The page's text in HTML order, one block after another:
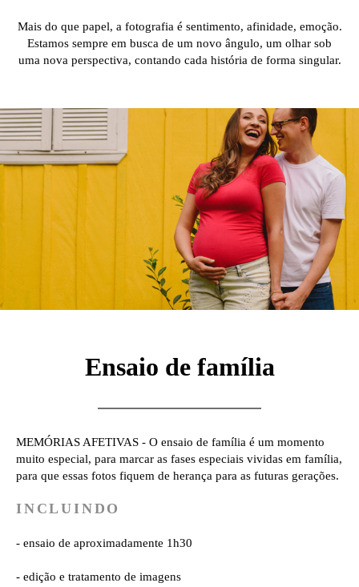
Mais do que papel, a fotografia é sentimento, afinidade, emoção.
Estamos sempre em busca de um novo ângulo, um olhar sob
uma nova perspectiva, contando cada história de forma singular.
Ensaio de família
MEMÓRIAS AFETIVAS - O ensaio de família é um momento
muito especial, para marcar as fases especiais vividas em família,
para que essas fotos fiquem de herança para as futuras gerações.
INCLUINDO
- ensaio de aproximadamente 1h30
- edição e tratamento de imagens